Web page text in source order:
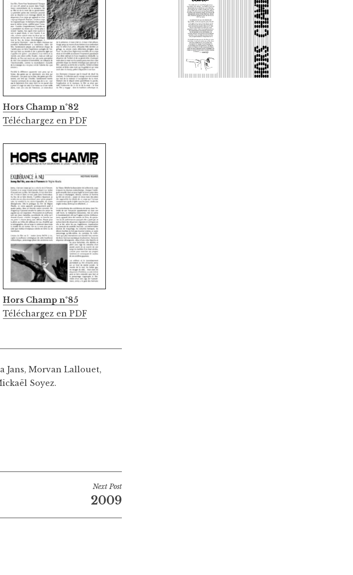
Hors Champ n°82
Téléchargez en PDF
Hors Champ n°85
Téléchargez en PDF
Jans, Morvan Lallouet,
Soyez.
Next Post
2009